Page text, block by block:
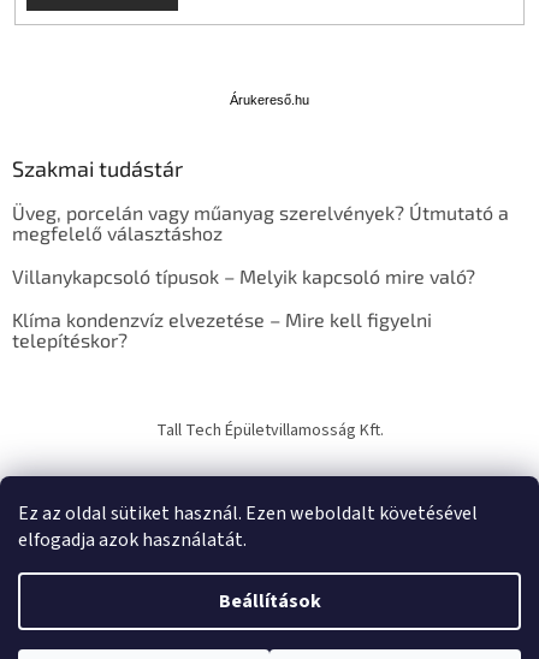
Ez az oldal sütiket használ. Ezen weboldalt követésével
elfogadja azok használatát.
Beállítások
s
ő
Árukereső.hu
Szakmai tudástár
Üveg, porcelán vagy műanyag szerelvények? Útmutató a
megfelelő választáshoz
Villanykapcsoló típusok – Melyik kapcsoló mire való?
Klíma kondenzvíz elvezetése – Mire kell figyelni
telepítéskor?
Tall Tech Épületvillamosság Kft.